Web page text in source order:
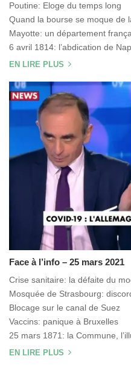
Poutine: Eloge du temps long
Quand la bourse se moque de
Mayotte: un département
6 avril 1814: l’abdication de
EN LIRE PLUS
Face à l’info – 25 mars 2021
Crise sanitaire: la défaite du
Mosquée de Strasbourg:
Blocage sur le canal de Suez
Vaccins: panique à Bruxelles
25 mars 1871: la Commune,
EN LIRE PLUS